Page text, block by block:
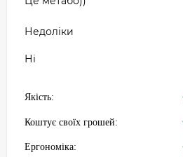
Недоліки
Ні
Якість:
Коштує своїх грошей:
Ергономіка: